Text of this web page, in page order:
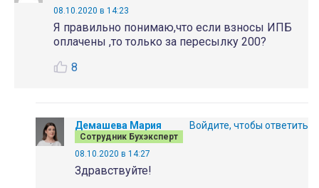
08.10.2020 в 14:23
Я правильно понимаю,что если взносы ИПБ
оплачены ,то только за пересылку 200?
8
Демашева Мария
Сотрудник Бухэксперт
08.10.2020 в 14:27
Здравствуйте!
Войдите, чтобы ответить